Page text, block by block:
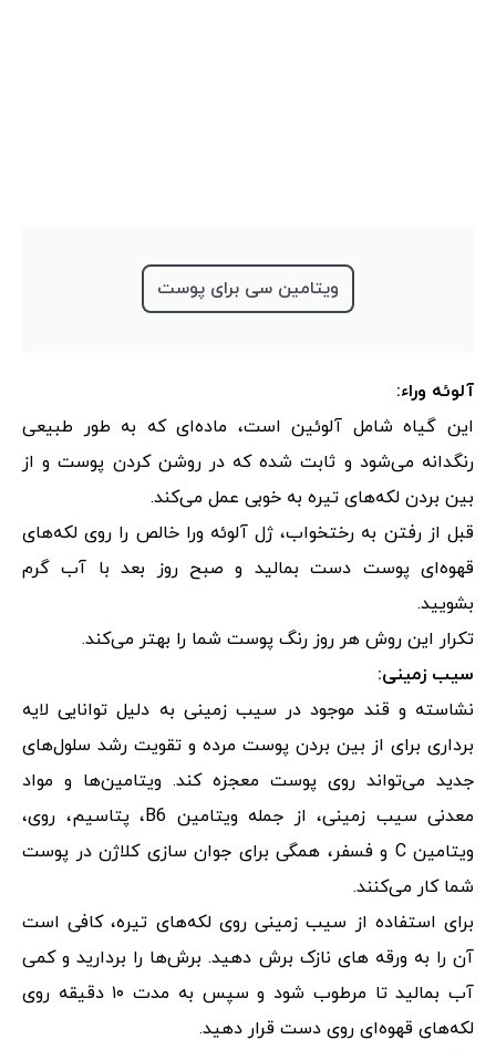
ویتامین سی برای پوست
آلوئه وراء:
این گیاه شامل آلوئین است، ماده‌ای که به طور طبیعی
رنگدانه می‌شود و ثابت شده که در روشن کردن پوست و از
بین بردن لکه‌های تیره به خوبی عمل می‌کند.
قبل از رفتن به رختخواب، ژل آلوئه ورا خالص را روی لکه‌های
قهوه‌ای پوست دست بمالید و صبح روز بعد با آب گرم
بشویید.
تکرار این روش هر روز رنگ پوست شما را بهتر می‌کند.
سیب زمینی:
نشاسته و قند موجود در سیب زمینی به دلیل توانایی لایه
برداری برای از بین بردن پوست مرده و تقویت رشد سلول‌های
جدید می‌تواند روی پوست معجزه کند. ویتامین‌ها و مواد
معدنی سیب زمینی، از جمله ویتامین B6، پتاسیم، روی،
ویتامین C و فسفر، همگی برای جوان سازی کلاژن در پوست
شما کار می‌کنند.
برای استفاده از سیب زمینی روی لکه‌های تیره، کافی است
آن را به ورقه های نازک برش دهید. برش‌ها را بردارید و کمی
آب بمالید تا مرطوب شود و سپس به مدت ۱۰ دقیقه روی
لکه‌های قهوه‌ای روی دست قرار دهید.